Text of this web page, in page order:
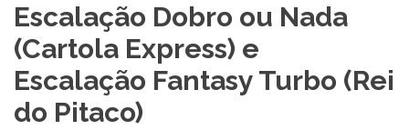
Escalação Dobro ou Nada
(Cartola Express) e
Escalação Fantasy Turbo (Rei
do Pitaco)